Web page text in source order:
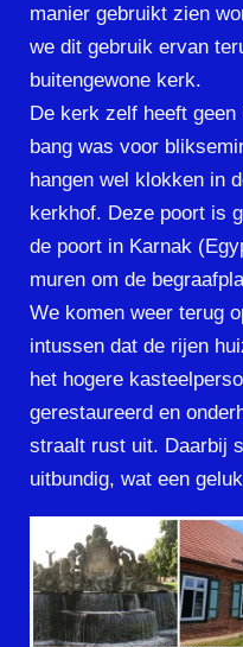
manier gebruikt zien
we dit gebruik ervan
buitengewone kerk.
De kerk zelf heeft
bang was voor
hangen wel klokken in
kerkhof. Deze poort is
de poort in Karnak
muren om de
We komen weer terug
intussen dat de rijen
het hogere
gerestaureerd en
straalt rust uit. Daarbij
uitbundig, wat een